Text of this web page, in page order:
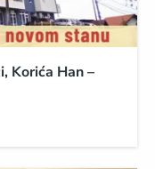
Korića Han –